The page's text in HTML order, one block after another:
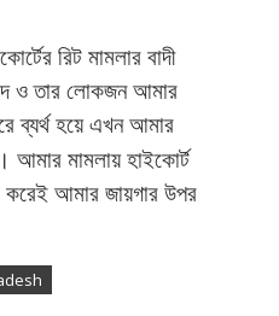
রিট মামলার বাদী
ও তার লোকজন আমার
ব্যর্থ হয়ে এখন আমার
আমার মামলায় হাইকোর্ট
করেই আমার জায়গার উপর